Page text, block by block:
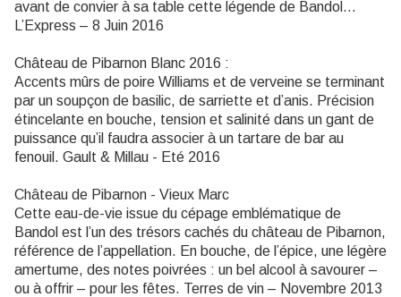
avant de convier à sa table cette légende de Bandol…
L’Express – 8 Juin 2016
Château de Pibarnon Blanc 2016 :
Accents mûrs de poire Williams et de verveine se terminant
par un soupçon de basilic, de sarriette et d’anis. Précision
étincelante en bouche, tension et salinité dans un gant de
puissance qu’il faudra associer à un tartare de bar au
fenouil. Gault & Millau - Eté 2016
Château de Pibarnon - Vieux Marc
Cette eau-de-vie issue du cépage emblématique de
Bandol est l’un des trésors cachés du château de Pibarnon,
référence de l’appellation. En bouche, de l’épice, une légère
amertume, des notes poivrées : un bel alcool à savourer –
ou à offrir – pour les fêtes. Terres de vin – Novembre 2013